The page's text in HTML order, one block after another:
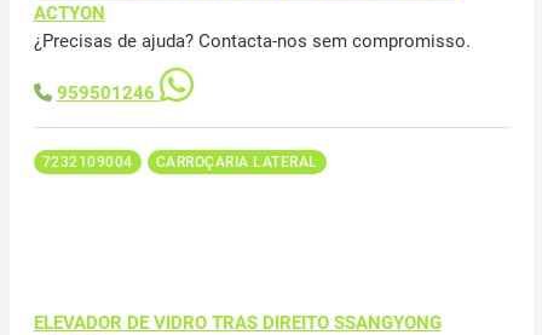
ACTYON
¿Precisas de ajuda? Contacta-nos sem compromisso.
959501246
7232109004 CARROÇARIA LATERAL
ELEVADOR DE VIDRO TRAS DIREITO SSANGYONG